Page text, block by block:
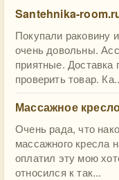
Santehnika-
Покупали раковину
очень довольны.
приятные. Доставка
проверить товар.
Массажное
Очень рада, что
массажного кресла
оплатил эту мою
относился к так...